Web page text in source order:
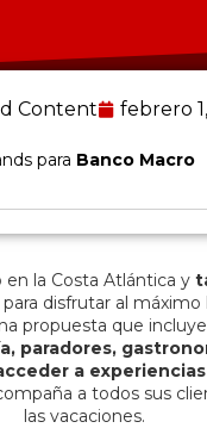
Content febrero
para Banco Macro
en la Costa Atlántica y
disfrutar al máximo
propuesta que incluye
paradores,
a
a todos sus
las vacaciones.